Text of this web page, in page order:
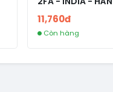
11,760đ
Còn hàng